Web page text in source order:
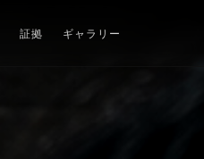
証拠 ギャラリー